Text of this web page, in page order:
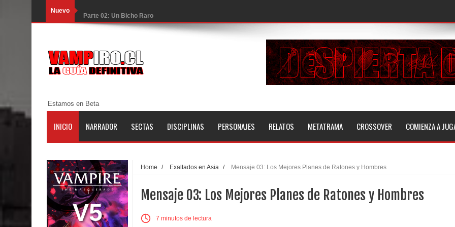
Nuevo
Parte 01: Una Misión de Locos
Parte 03: Forastero en Tierra Muerta
Parte 10: El Secreto
Parte 06: El Trato con los Muertos
Parte 05: Sitiados
Parte 04: Se Descubre el Pastel
Parte 03: Una Piraña en el Bidé
Estamos en Beta
INICIO NARRADOR SECTAS DISCIPLINAS PERSONAJES RELATOS METATRAMA CROSSOVER COMIENZA A
V5
Home / Exaltados en Asia / Mensaje 03: Los Mejores Planes de Ratones y Hombres
Mensaje 03: Los Mejores Planes de Ratones y Hombres
7 minutos de lectura